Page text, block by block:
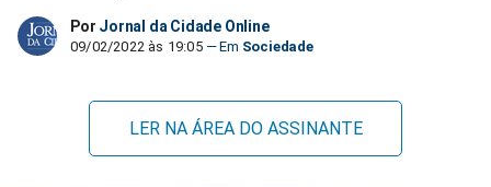
Por Jornal da Cidade Online
09/02/2022 às 19:05 Sociedade
LER NA ÁREA DO ASSINANTE